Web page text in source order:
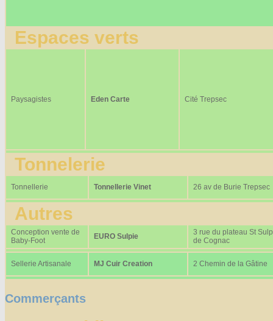
Espaces verts
Paysagistes Eden Carte Cité Trepsec
Tonnelerie
Tonnellerie Tonnellerie Vinet 26 av de Burie Trepsec
Autres
Conception vente de
Baby-Foot
EURO Sulpie
3 rue du plateau St
de Cognac
Sellerie Artisanale MJ Cuir Creation 2 Chemin de la Gâtine
Commerçants